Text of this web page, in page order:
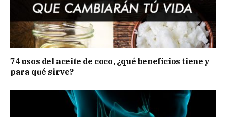
74 usos del aceite de coco, ¿qué beneficios tiene y
para qué sirve?